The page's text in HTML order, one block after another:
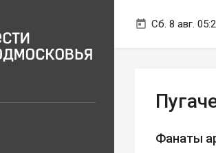
Сб. 8 авг.
Фанаты